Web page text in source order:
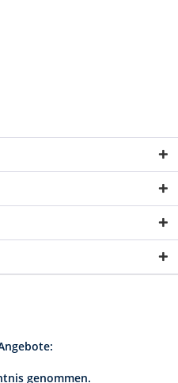
genommen.